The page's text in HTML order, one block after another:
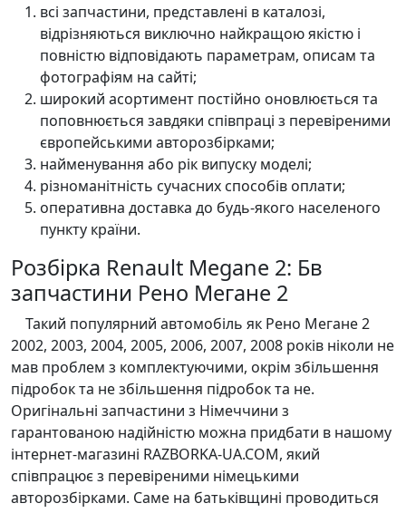
всі запчастини, представлені в каталозі,
відрізняються виключно найкращою якістю і
повністю відповідають параметрам, описам та
фотографіям на сайті;
широкий асортимент постійно оновлюється та
поповнюється завдяки співпраці з перевіреними
європейськими авторозбірками;
найменування або рік випуску моделі;
різноманітність сучасних способів оплати;
оперативна доставка до будь-якого населеного
пункту країни.
Розбірка Renault Megane 2: Бв
запчастини Рено Мегане 2
Такий популярний автомобіль як Рено Мегане 2
2002, 2003, 2004, 2005, 2006, 2007, 2008 років ніколи не
мав проблем з комплектуючими, окрім збільшення
підробок та не збільшення підробок та не.
Оригінальні запчастини з Німеччини з
гарантованою надійністю можна придбати в нашому
інтернет-магазині RAZBORKA-UA.COM, який
співпрацює з перевіреними німецькими
авторозбірками. Саме на батьківщині проводиться